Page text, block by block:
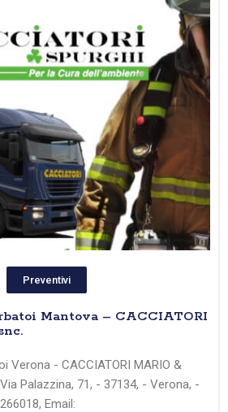
Preventivi
Mantova – CACCIATORI
Verona - CACCIATORI MARIO &
Palazzina, 71, - 37134, - Verona, -
Email: